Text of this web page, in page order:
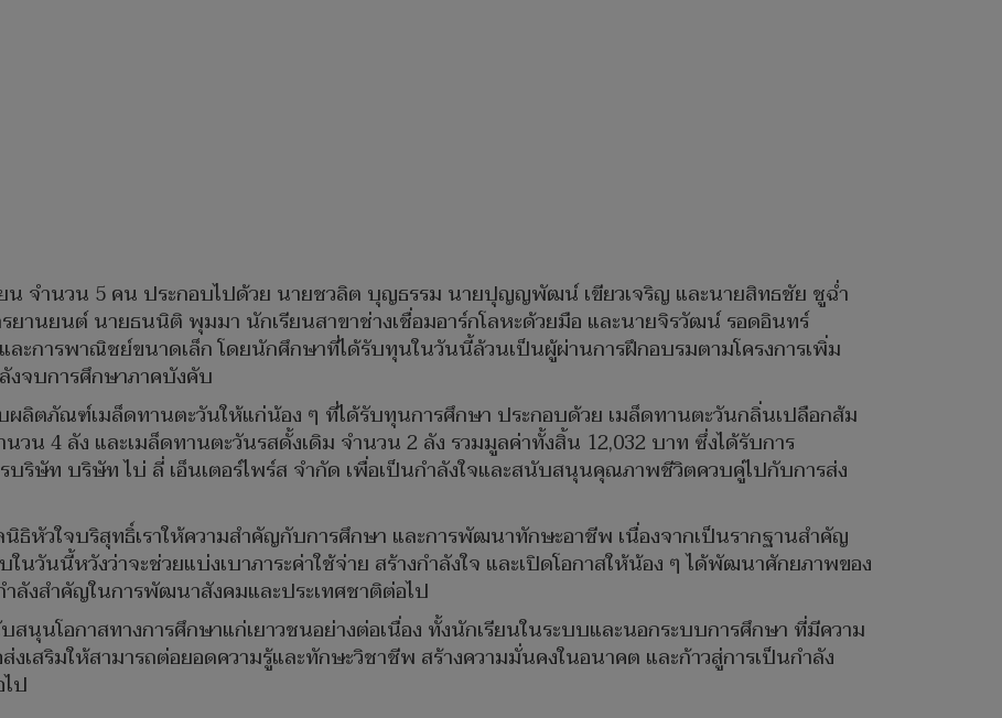
น จำนวน 5 คน ประกอบไปด้วย นายชวลิต บุญธรรม นายปุญญพัฒน์ เขียวเจริญ และนายสิทธชัย ชูฉ่ำ
ยานยนต์ นายธนนิติ พุมมา นักเรียนสาขาช่างเชื่อมอาร์กโลหะด้วยมือ และนายจิรวัฒน์ รอดอินทร์
ละการพาณิชย์ขนาดเล็ก โดยนักศึกษาที่ได้รับทุนในวันนี้ล้วนเป็นผู้ผ่านการฝึกอบรมตามโครงการเพิ่ม
จบการศึกษาภาคบังคับ
ลิตภัณฑ์เมล็ดทานตะวันให้แก่น้อง ๆ ที่ได้รับทุนการศึกษา ประกอบด้วย เมล็ดทานตะวันกลิ่นเปลือกส้ม
วน 4 ลัง และเมล็ดทานตะวันรสดั้งเดิม จำนวน 2 ลัง รวมมูลค่าทั้งสิ้น 12,032 บาท ซึ่งได้รับการ
ริษัท บริษัท ไบ่ ลี่ เอ็นเตอร์ไพร์ส จำกัด เพื่อเป็นกำลังใจและสนับสนุนคุณภาพชีวิตควบคู่ไปกับการส่ง
ธิหัวใจบริสุทธิ์เราให้ความสำคัญกับการศึกษา และการพัฒนาทักษะอาชีพ เนื่องจากเป็นรากฐานสำคัญ
นวันนี้หวังว่าจะช่วยแบ่งเบาภาระค่าใช้จ่าย สร้างกำลังใจ และเปิดโอกาสให้น้อง ๆ ได้พัฒนาศักยภาพของ
ลังสำคัญในการพัฒนาสังคมและประเทศชาติต่อไป
นุนโอกาสทางการศึกษาแก่เยาวชนอย่างต่อเนื่อง ทั้งนักเรียนในระบบและนอกระบบการศึกษา ที่มีความ
เสริมให้สามารถต่อยอดความรู้และทักษะวิชาชีพ สร้างความมั่นคงในอนาคต และก้าวสู่การเป็นกำลัง
ป